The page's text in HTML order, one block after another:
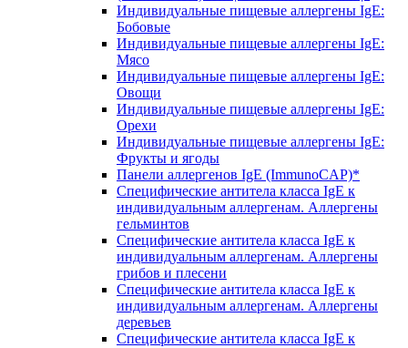
Индивидуальные пищевые аллергены IgE:
Бобовые
Индивидуальные пищевые аллергены IgE:
Мясо
Индивидуальные пищевые аллергены IgE:
Овощи
Индивидуальные пищевые аллергены IgE:
Орехи
Индивидуальные пищевые аллергены IgE:
Фрукты и ягоды
Панели аллергенов IgE (ImmunoCAP)*
Специфические антитела класса IgE к
индивидуальным аллергенам. Аллергены
гельминтов
Специфические антитела класса IgE к
индивидуальным аллергенам. Аллергены
грибов и плесени
Специфические антитела класса IgE к
индивидуальным аллергенам. Аллергены
деревьев
Специфические антитела класса IgE к